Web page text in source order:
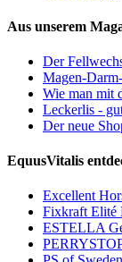
Aus unserem
Der
Magen-
Wie man mit
Leckerlis -
Der neue
EquusVitalis
Excellent
Fixkraft Elité
ESTELLA